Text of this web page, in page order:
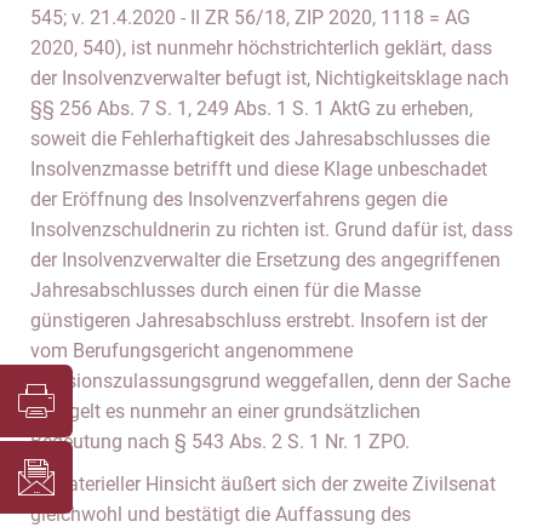
545; v. 21.4.2020 - II ZR 56/18, ZIP 2020, 1118 = AG
2020, 540), ist nunmehr höchstrichterlich geklärt, dass
der Insolvenzverwalter befugt ist, Nichtigkeitsklage nach
§§ 256 Abs. 7 S. 1, 249 Abs. 1 S. 1 AktG zu erheben,
soweit die Fehlerhaftigkeit des Jahresabschlusses die
Insolvenzmasse betrifft und diese Klage unbeschadet
der Eröffnung des Insolvenzverfahrens gegen die
Insolvenzschuldnerin zu richten ist. Grund dafür ist, dass
der Insolvenzverwalter die Ersetzung des angegriffenen
Jahresabschlusses durch einen für die Masse
günstigeren Jahresabschluss erstrebt. Insofern ist der
vom Berufungsgericht angenommene
Revisionszulassungsgrund weggefallen, denn der Sache
mangelt es nunmehr an einer grundsätzlichen
Bedeutung nach § 543 Abs. 2 S. 1 Nr. 1 ZPO.
In materieller Hinsicht äußert sich der zweite Zivilsenat
gleichwohl und bestätigt die Auffassung des